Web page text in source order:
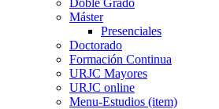
Máster
Presenciales
Doctorado
Formación Continua
URJC Mayores
URJC online
Menu-Estudios (item)